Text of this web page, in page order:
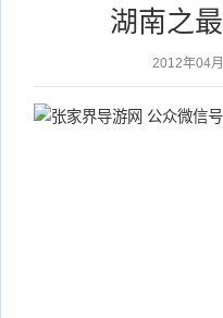
湖南之
2012年04